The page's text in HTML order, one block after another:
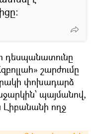
դեսպանատունը
շարժումը
փոխադարձ
պայմանով,
Լիբանանի ողջ